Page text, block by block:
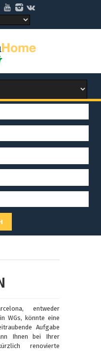
entweder
WGs, könnte eine
Aufgabe
Ihnen bei Ihrer
renovierte